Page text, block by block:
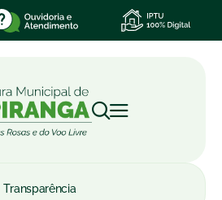
Transparência